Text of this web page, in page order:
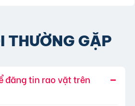
THƯỜNG GẶP
đăng tin rao vặt trên